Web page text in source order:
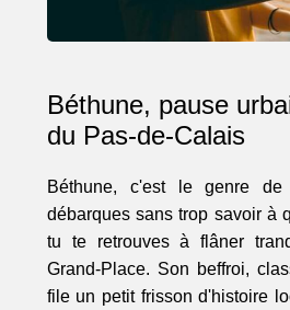
Béthune, pause
du Pas-de-Calais
Béthune, c'est le genre
débarques sans trop savoir à
tu te retrouves à flâner
Grand-Place. Son beffroi,
file un petit frisson d'histoire